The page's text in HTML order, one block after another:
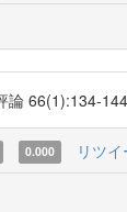
66(1):134-
0.000 リツ